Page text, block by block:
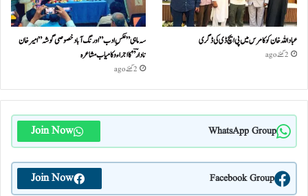
عباداللہ خان کو کامرس میں پی ایچ ڈی کی ڈگری
2 گھنٹے ago
سہ ماہی ” عکسِ ادب” اورنگ آباد خصوصی گو شہ ” امیر خان
نادا رؔ ” کا اجراء و کامیاب مشا عر ہ
2 گھنٹے ago
WhatsApp Group
Join Now
Facebook Group
Join Now